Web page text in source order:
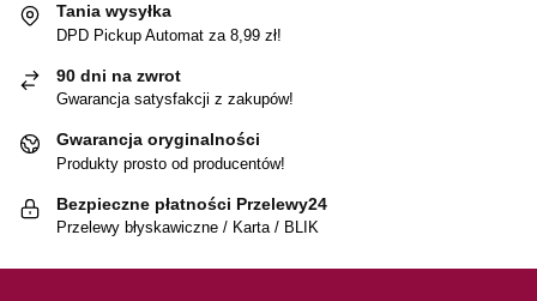
Tania wysyłka
DPD Pickup Automat za 8,99 zł!
90 dni na zwrot
Gwarancja satysfakcji z zakupów!
Gwarancja oryginalności
Produkty prosto od producentów!
Bezpieczne płatności Przelewy24
Przelewy błyskawiczne / Karta / BLIK